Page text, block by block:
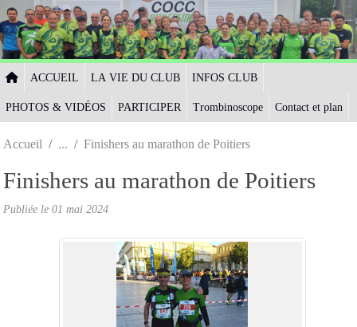
ACCUEIL LA VIE DU CLUB INFOS CLUB
PHOTOS & VIDÉOS PARTICIPER Trombinoscope Contact et plan
Accueil Finishers au marathon de Poitiers
Finishers au marathon de Poitiers
Publiée le 01 mai 2024
Panneau de gestion des cookies